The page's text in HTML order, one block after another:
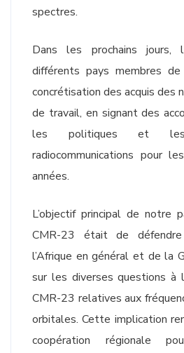
spectres.
Dans les prochains jours,
différents pays membres
concrétisation des acquis des
de travail, en signant des
les politiques et
radiocommunications pour
années.
L’objectif principal de notre
CMR-23 était de
l’Afrique en général et de la
sur les diverses questions à
CMR-23 relatives aux
orbitales. Cette implication
coopération régionale